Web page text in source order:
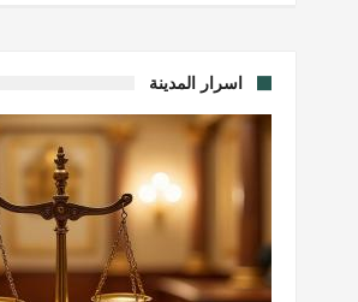
اسرار المدينة